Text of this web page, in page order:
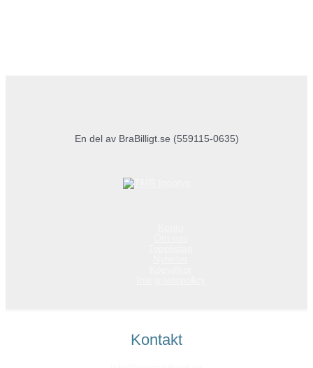
En del av BraBilligt.se (559115-0635)
Kontakt